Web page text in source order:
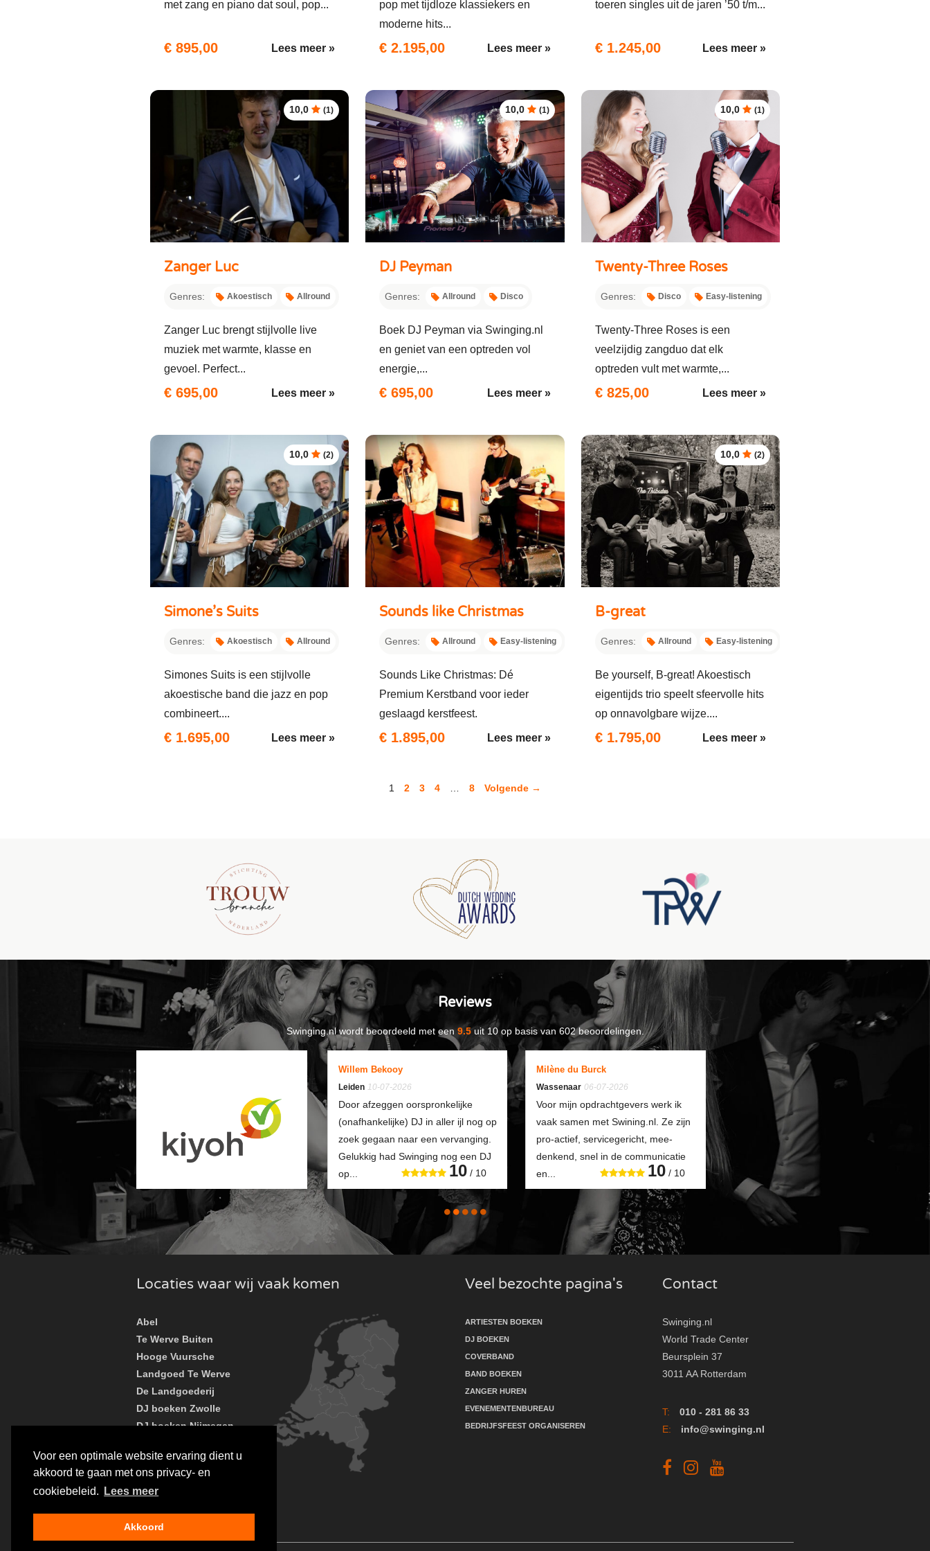
Voor een optimale website ervaring dient u
akkoord te gaan met ons privacy- en
cookiebeleid.
Lees meer
Akkoord
met zang en piano dat soul, pop...
€ 895,00 Lees meer »
pop met tijdloze klassiekers en
moderne hits...
€ 2.195,00 Lees meer »
toeren singles uit de jaren ’50 t/m...
€ 1.245,00 Lees meer »
10,0 (1)
Zanger Luc
Genres: Akoestisch Allround
Zanger Luc brengt stijlvolle live
muziek met warmte, klasse en
gevoel. Perfect...
€ 695,00 Lees meer »
10,0 (1)
DJ Peyman
Genres: Allround Disco
Boek DJ Peyman via Swinging.nl
en geniet van een optreden vol
energie,...
€ 695,00 Lees meer »
10,0 (1)
Twenty-Three Roses
Genres: Disco Easy-listening
Twenty-Three Roses is een
veelzijdig zangduo dat elk
optreden vult met warmte,...
€ 825,00 Lees meer »
10,0 (2)
Simone’s Suits
Genres: Akoestisch Allround
Simones Suits is een stijlvolle
akoestische band die jazz en pop
combineert....
€ 1.695,00 Lees meer »
Sounds like Christmas
Genres: Allround Easy-listening
Sounds Like Christmas: Dé
Premium Kerstband voor ieder
geslaagd kerstfeest.
€ 1.895,00 Lees meer »
10,0 (2)
B-great
Genres: Allround Easy-listening
Be yourself, B-great! Akoestisch
eigentijds trio speelt sfeervolle hits
op onnavolgbare wijze....
€ 1.795,00 Lees meer »
1 2 3 4 8 Volgende →
Reviews
Swinging.nlwordt beoordeeld met een 9.5uit 10 op basis van 602beoordelingen.
Willem Bekooy
Leiden 10-07-2026
Door afzeggen oorspronkelijke
(onafhankelijke) DJ in aller ijl nog op
zoek gegaan naar een vervanging.
Gelukkig had Swinging nog een DJ
op...
10 / 10
Milène du Burck
Wassenaar 06-07-2026
Voor mijn opdrachtgevers werk ik
vaak samen met Swining.nl. Ze zijn
pro-actief, servicegericht, mee-
denkend, snel in de communicatie
en...
10 / 10
Locaties waar wij vaak komen
Abel
Te Werve Buiten
Hooge Vuursche
Landgoed Te Werve
De Landgoederij
DJ boeken Zwolle
DJ boeken Nijmegen
Mereveld
Van der Valk Hotel
Dordrecht
Kasteel Engelenburg
Veel bezochte pagina's
ARTIESTEN BOEKEN
DJ BOEKEN
COVERBAND
BAND BOEKEN
ZANGER HUREN
EVENEMENTENBUREAU
BEDRIJFSFEEST ORGANISEREN
Contact
Swinging.nl
World Trade Center
Beursplein 37
3011 AA Rotterdam
T:
010 - 281 86 33
E:
info@swinging.nl
F
I
Y